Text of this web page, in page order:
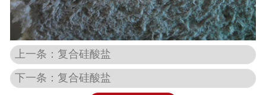
上一条：复合硅酸盐
下一条：复合硅酸盐